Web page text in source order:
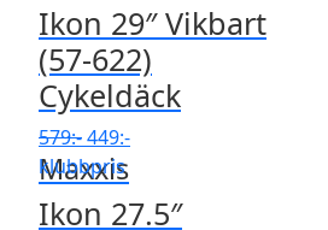
var:
969:-.
är:
649:-.
Ikon 29″ Vikbart
(57-622)
Cykeldäck
579:-Det
ursprungliga
var:
449:-Det
är:
klubbpris
Maxxis
Ikon 27.5″